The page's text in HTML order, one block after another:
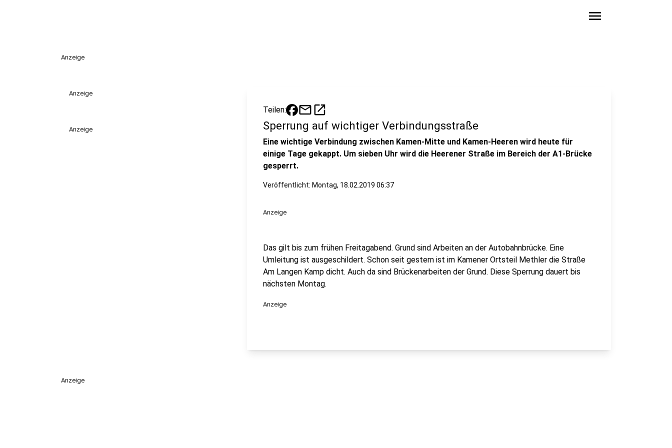
menu
Anzeige
Anzeige
Anzeige
Teilen: mailopen_in_new
Sperrung auf wichtiger Verbindungsstraße
Eine wichtige Verbindung zwischen Kamen-Mitte und Kamen-Heeren wird heute für
einige Tage gekappt. Um sieben Uhr wird die Heerener Straße im Bereich der A1-Brücke
gesperrt.
Veröffentlicht: Montag, 18.02.2019 06:37
Anzeige
Das gilt bis zum frühen Freitagabend. Grund sind Arbeiten an der Autobahnbrücke. Eine
Umleitung ist ausgeschildert. Schon seit gestern ist im Kamener Ortsteil Methler die Straße
Am Langen Kamp dicht. Auch da sind Brückenarbeiten der Grund. Diese Sperrung dauert bis
nächsten Montag.
Anzeige
Anzeige